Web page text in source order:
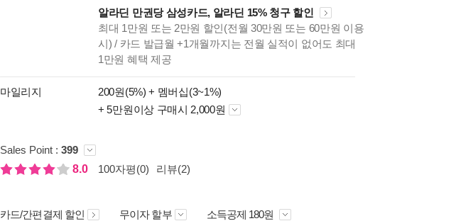
종이책의
미리보기
입니다.
알라딘 만권당 삼성카드, 알라딘 15% 청구 할인
최대 1만원 또는 2만원 할인(전월 30만원 또는 60만원 이용
시) / 카드 발급월 +1개월까지는 전월 실적이 없어도 최대
1만원 혜택 제공
마일리지 200원(5%) + 멤버십(3~1%)
+ 5만원이상 구매시 2,000원
Sales Point : 399
8.0
100자평(0) 리뷰(2)
카드/간편결제 할인 무이자 할부 소득공제 180원